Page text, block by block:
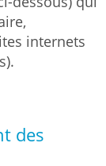
internets
des